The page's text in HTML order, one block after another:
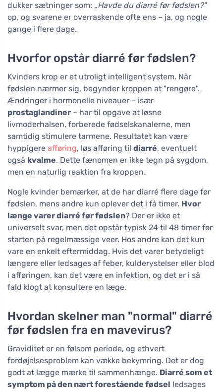
dukker sætninger som: „Havde du diarré før fødslen?"
op, og svarene er overraskende ofte ens – ja, og nogle
gange i flere dage.
Hvorfor opstår diarré før fødslen?
Kvinders krop er et utroligt intelligent system. Når
fødslen nærmer sig, begynder kroppen at "rengøre".
Ændringer i hormonelle niveauer – især
prostaglandiner – har til opgave at løsne
livmoderhalsen, forberede fødselskanalerne, men
samtidig stimulere tarmene. Resultatet kan være
hyppigere afføring, løs afføring til diarré, eventuelt
også kvalme. Dette fænomen er ikke tegn på sygdom,
men en naturlig reaktion fra kroppen.
Nogle kvinder bemærker, at de har diarré flere dage før
fødslen, mens andre kun oplever det i få timer. Hvor
længe varer diarré før fødslen? Der er ikke et
universelt svar, men det opstår typisk 24 til 48 timer før
starten på regelmæssige veer. Hos andre kan det kun
vare en enkelt eftermiddag. Hvis det varer betydeligt
længere eller ledsages af feber, kulderystelser eller blod
i afføringen, kan det være en infektion, og det er i så
fald klogt at konsultere en læge.
Hvordan skelner man "normal" diarré
før fødslen fra en mavevirus?
Graviditet er en følsom periode, og ethvert
fordøjelsesproblem kan vække bekymring. Det er dog
godt at lægge mærke til sammenhænge. Diarré som et
symptom på den nært forestående fødsel ledsages